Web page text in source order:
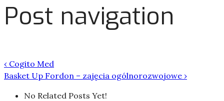
Post navigation
‹ Cogito Med
Basket Up Fordon – zajęcia ogólnorozwojowe ›
No Related Posts Yet!